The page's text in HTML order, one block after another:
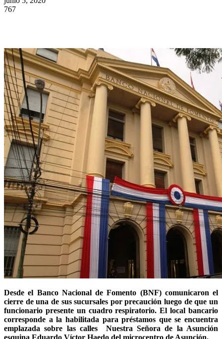
767
Desde el Banco Nacional de Fomento (BNF) comunicaron el
cierre de una de sus sucursales por precaución luego de que un
funcionario presente un cuadro respiratorio. El local bancario
corresponde a la habilitada para préstamos que se encuentra
emplazada sobre las calles Nuestra Señora de la Asunción